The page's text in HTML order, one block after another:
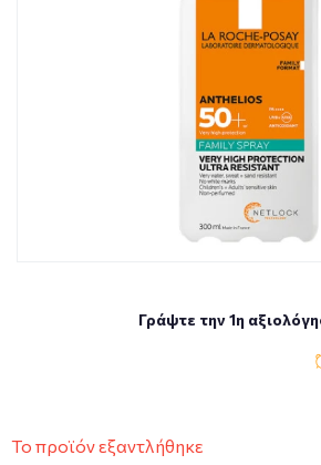
Γράψτε την 1η
Το προϊόν εξαντλήθηκε